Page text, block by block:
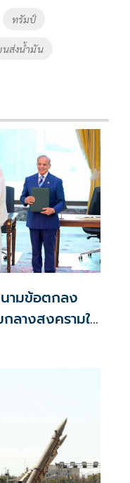
ทรัมป์
นส่งน้ำมัน
ามข้อตกลง
ลางสงครามใน